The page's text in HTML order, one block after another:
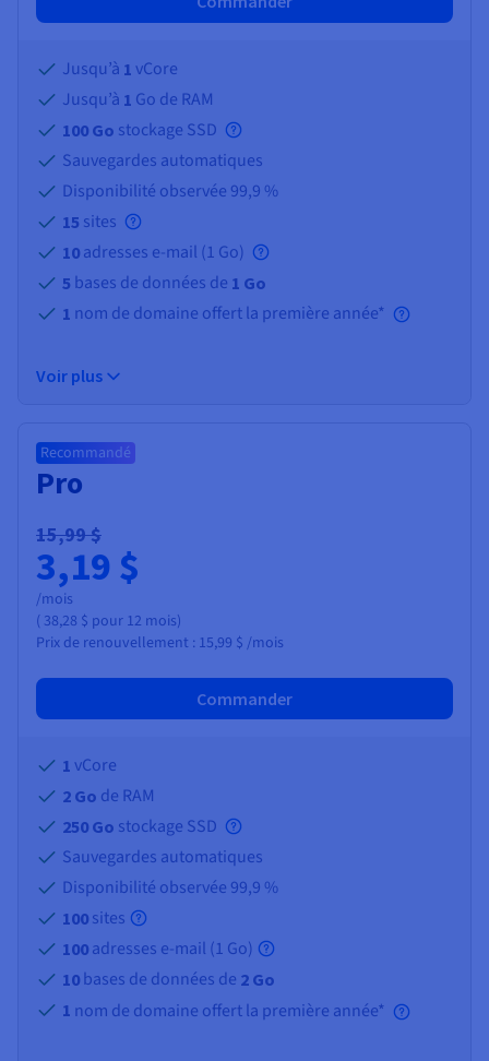
Jusqu’à 1 vCore
Jusqu’à 1 Go de RAM
100 Go stockage SSD
Sauvegardes automatiques
Disponibilité observée 99,9 %
15 sites
10 adresses e-mail (1 Go)
5 bases de données de 1 Go
1 nom de domaine offert la première année*
Voir plus
Recommandé
Pro
15,99 $
3,19 $
/mois
( 38,28 $ pour 12 mois)
Prix de renouvellement : 15,99 $ /mois
Commander
1 vCore
2 Go de RAM
250 Go stockage SSD
Sauvegardes automatiques
Disponibilité observée 99,9 %
100 sites
100 adresses e-mail (1 Go)
10 bases de données de 2 Go
1 nom de domaine offert la première année*